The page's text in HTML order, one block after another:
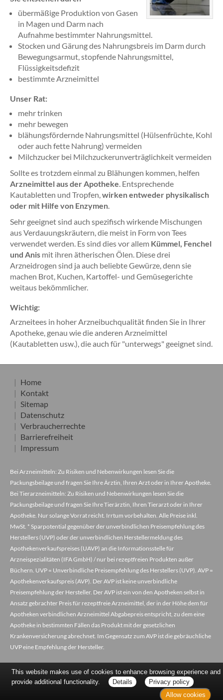
übermäßige Produktion von Gasen
in Magen und Darm nach
Aufnahme bestimmter Nahrungsmittel.
Stocken und Gärung des Nahrungsbreis im Darm durch
Bewegungsarmut, stopfende Nahrungsmittel,
Flüssigkeitsdefizit
bestimmte Arzneimittel
Unser Rat:
mehr trinken
mehr bewegen
blähungsfördernde Nahrungsmittel (Hülsenfrüchte, Kohl
oder auch fette Nahrung) vermeiden
Milchzucker bei Milchzuckerunverträglichkeit vermeiden
Sollte es trotzdem einmal zu Blähungen kommen, helfen
Arzneimittel aus der Apotheke . Entsprechende
Kautabletten und Tropfen, wirken entweder physikalisch
oder mit Hilfe von Enzymen
Sehr geeignet sind auch spezifisch wirkende Mischungen
aus Verdauungskräutern, die meist in Form von Tees
verwendet werden. Es sind dies vor allem Kümmel, Fenchel
und Anis mit ihren ätherischen Ölen. Diese drei
Arzneidrogen sind ja auch beliebte Gewürze, denn sie
machen Brot, Kuchen, Kartoffel- und Gemüsegerichte
weitaus bekömmlicher.
Wichtig:
Arzneitees in hoher Arzneibuchqualität finden Sie in Ihrer
Apotheke, genau wie die anderen Arzneimittel
(Kautabletten usw.), die auch für "unterwegs" geeignet sind.
Home
Kontakt
Sitemap
Datenschutz
Verbraucherrechte
Barrierefreiheit
Impressum
Bei Arzneimitteln: Zu Risiken und Nebenwirkungen lesen Sie die
Packungsbeilage und fragen Sie Ihre Ärztin, Ihren Arzt oder in Ihrer Apotheke.
Bei Tierarzneimitteln: Zu Risiken und Nebenwirkungen lesen Sie die
Packungsbeilage und fragen Sie Ihre Tierärztin, Ihren Tierarzt oder in Ihrer
Apotheke. Nur solange Vorrat reicht. Irrtum vorbehalten. Alle Preise inkl.
MwSt. * Sparpotential gegenüber der unverbindlichen Preisempfehlung des
Herstellers (UVP) oder der unverbindlichen Herstellermeldung des
Apothekenverkaufspreises (UAVP) an die Informationsstelle für
Arzneispezialitäten (IFA GmbH) / nur bei rezeptfreien Produkten außer
Büchern. UVP = Unverbindliche Preisempfehlung des Herstellers (UVP). AVP =
Apothekenverkaufspreis (AVP). Der AVP ist keine unverbindliche
Preisempfehlung der Hersteller. Der AVP ist ein von den Apotheken selbst in
Ansatz gebrachter Preis für rezeptfreie Arzneimittel, der in der Höhe dem für
Apotheken verbindlichen Arzneimittel Abgabepreis entspricht, zu dem eine
Apotheke in bestimmten Fällen das Produkt mit der gesetzlichen
Krankenversicherung abrechnet. Im Gegensatz zum AVP ist die gebräuchliche
UVP eine Empfehlung der Hersteller.
This website makes use of cookies to enhance browsing experience and
provide additional functionality.
Details
Privacy policy
Allow cookies